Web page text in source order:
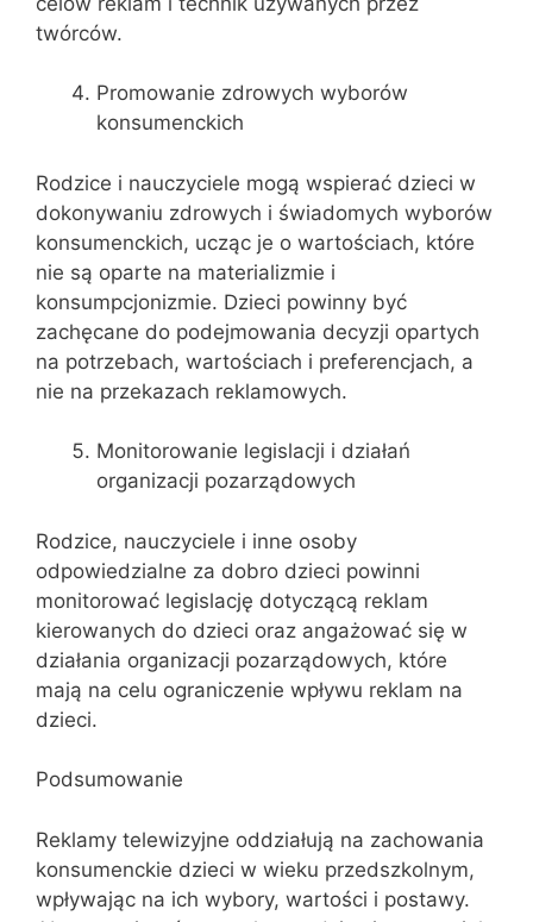
twórców.
Promowanie zdrowych wyborów
konsumenckich
Rodzice i nauczyciele mogą wspierać dzieci w
dokonywaniu zdrowych i świadomych wyborów
konsumenckich, ucząc je o wartościach, które
nie są oparte na materializmie i
konsumpcjonizmie. Dzieci powinny być
zachęcane do podejmowania decyzji opartych
na potrzebach, wartościach i preferencjach, a
nie na przekazach reklamowych.
Monitorowanie legislacji i działań
organizacji pozarządowych
Rodzice, nauczyciele i inne osoby
odpowiedzialne za dobro dzieci powinni
monitorować legislację dotyczącą reklam
kierowanych do dzieci oraz angażować się w
działania organizacji pozarządowych, które
mają na celu ograniczenie wpływu reklam na
dzieci.
Podsumowanie
Reklamy telewizyjne oddziałują na zachowania
konsumenckie dzieci w wieku przedszkolnym,
wpływając na ich wybory, wartości i postawy.